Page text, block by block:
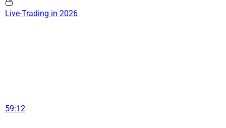
Live-Trading in 2026
59:12